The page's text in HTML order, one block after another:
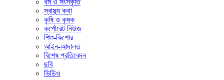
ধর্ম ও সংস্কৃতি
স্বাস্থ্য কথা
কৃষি ও কৃষক
কর্পোরেট নিউজ
শিশু-কিশোর
আইন-আদালত
বিশেষ প্রতিবেদন
ছবি
ভিডিও